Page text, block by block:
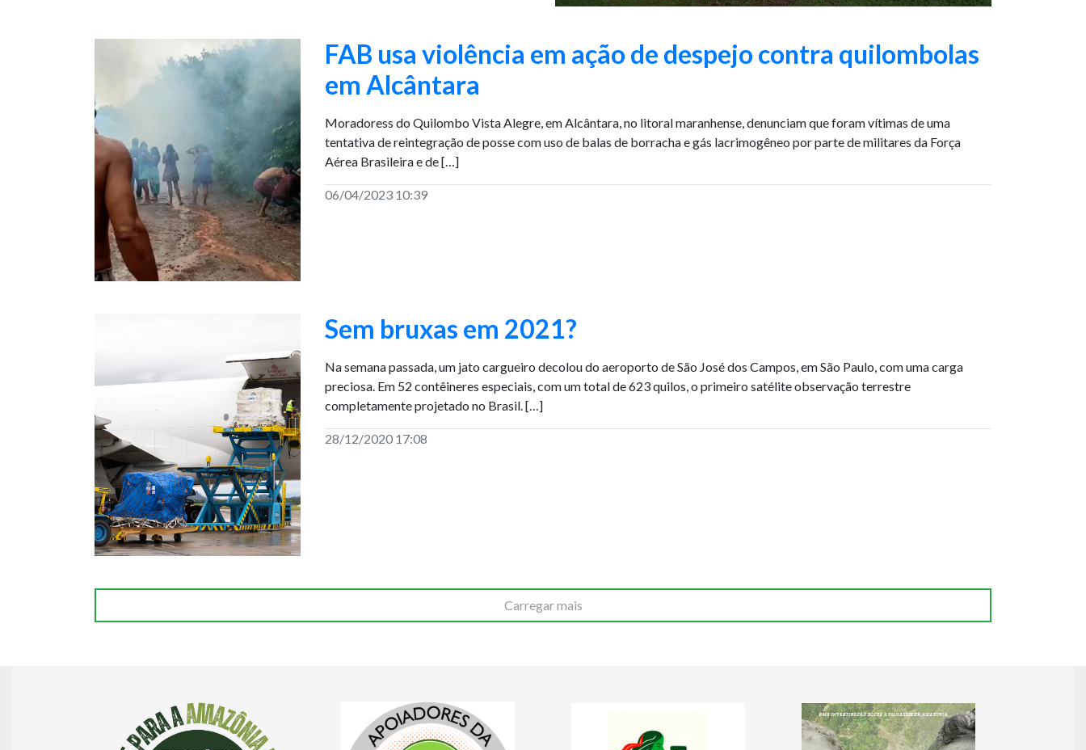
FAB usa violência em ação de despejo contra quilombolas
em Alcântara
Moradoress do Quilombo Vista Alegre, em Alcântara, no litoral maranhense, denunciam que foram vítimas de uma
tentativa de reintegração de posse com uso de balas de borracha e gás lacrimogêneo por parte de militares da Força
Aérea Brasileira e de […]
06/04/2023 10:39
Sem bruxas em 2021?
Na semana passada, um jato cargueiro decolou do aeroporto de São José dos Campos, em São Paulo, com uma carga
preciosa. Em 52 contêineres especiais, com um total de 623 quilos, o primeiro satélite observação terrestre
completamente projetado no Brasil. […]
28/12/2020 17:08
Carregar mais